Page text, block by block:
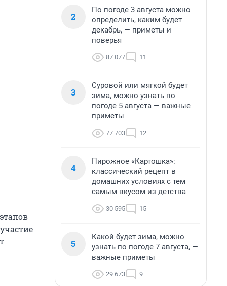
2
По погоде 3 августа можно
определить, каким будет
декабрь, — приметы и
поверья
87 077 11
3
Суровой или мягкой будет
зима, можно узнать по
погоде 5 августа — важные
приметы
77 703 12
4
Пирожное «Картошка»:
классический рецепт в
домашних условиях с тем
самым вкусом из детства
30 595 15
5
Какой будет зима, можно
узнать по погоде 7 августа, —
важные приметы
29 673 9